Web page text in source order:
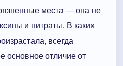
места — она не
и нитраты. В каких
всегда
основное отличие от